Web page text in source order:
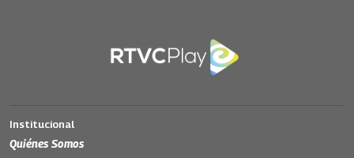
Institucional
Quiénes Somos